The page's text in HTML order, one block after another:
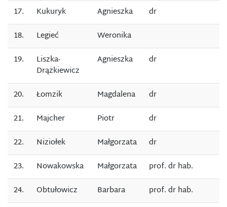
17.
Kukuryk Agnieszka
dr
18.
Legieć
Weronika
19.
Liszka-
Drążkiewicz
Agnieszka dr
20. Łomzik Magdalena
dr
21.
Majcher Piotr
dr
22.
Niziołek Małgorzata
dr
23.
Nowakowska Małgorzata
prof. dr hab.
24.
Obtułowicz Barbara
prof. dr hab.